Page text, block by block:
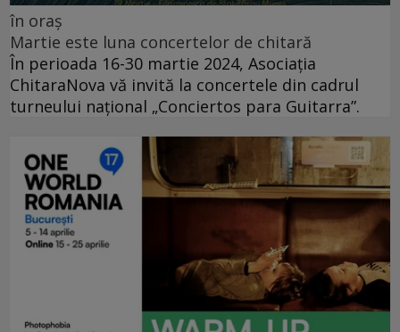
în oraș
Martie este luna concertelor de chitară
În perioada 16-30 martie 2024, Asociația
ChitaraNova vă invită la concertele din cadrul
turneului național „Conciertos para Guitarra”.